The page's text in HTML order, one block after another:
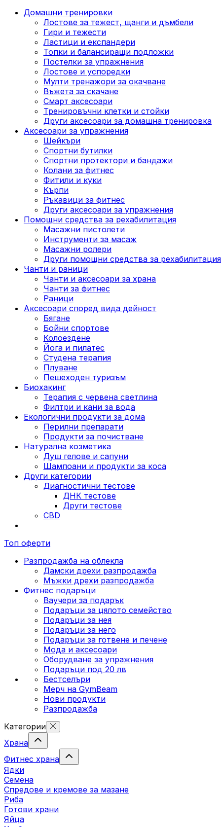
Домашни тренировки
Лостове за тежест, щанги и дъмбели
Гири и тежести
Ластици и експандери
Топки и балансиращи подложки
Постелки за упражнения
Лостове и успоредки
Мулти тренажори за окачване
Въжета за скачане
Смарт аксесоари
Тренировъчни клетки и стойки
Други аксесоари за домашна тренировка
Аксесоари за упражнения
Шейкъри
Спортни бутилки
Спортни протектори и бандажи
Колани за фитнес
Фитили и куки
Кърпи
Ръкавици за фитнес
Други аксесоари за упражнения
Помощни средства за рехабилитация
Масажни пистолети
Инструменти за масаж
Масажни ролери
Други помощни средства за рехабилитация
Чанти и раници
Чанти и аксесоари за храна
Чанти за фитнес
Раници
Аксесоари според вида дейност
Бягане
Бойни спортове
Колоездене
Йога и пилатес
Студена терапия
Плуване
Пешеходен туризъм
Биохакинг
Терапия с червена светлина
Филтри и кани за вода
Екологични продукти за дома
Перилни препарати
Продукти за почистване
Натурална козметика
Душ гелове и сапуни
Шампоани и продукти за коса
Други категории
Диагностични тестове
ДНК тестове
Други тестове
CBD
Топ оферти
Разпродажба на облекла
Дамски дрехи разпродажба
Мъжки дрехи разпродажба
Фитнес подаръци
Ваучери за подарък
Подаръци за цялото семейство
Подаръци за нея
Подаръци за него
Подаръци за готвене и печене
Мода и аксесоари
Оборудване за упражнения
Подаръци под 20 лв
Бестселъри
Мерч на GymBeam
Нови продукти
Разпродажба
Категории
Храна
Фитнес храна
Ядки
Семена
Спредове и кремове за мазане
Риба
Готови храни
Яйца